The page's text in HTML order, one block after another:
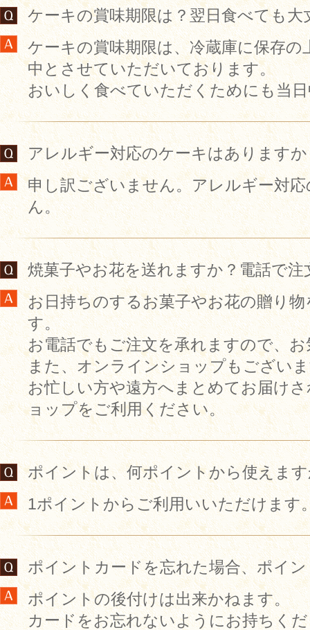
ケーキの賞味期限は？翌日食べても大
ケーキの賞味期限は、冷蔵庫に保存
中とさせていただいております。
おいしく食べていただくためにも当
アレルギー対応のケーキはあります
申し訳ございません。アレルギー対
ん。
焼菓子やお花を送れますか？電話で
お日持ちのするお菓子やお花の贈り
す。
お電話でもご注文を承れますので、
また、オンラインショップもござい
お忙しい方や遠方へまとめてお届け
ョップをご利用ください。
ポイントは、何ポイントから使えま
1ポイントからご利用いいただけます
ポイントカードを忘れた場合、ポイ
ポイントの後付けは出来かねます。
カードをお忘れないようにお持ちく